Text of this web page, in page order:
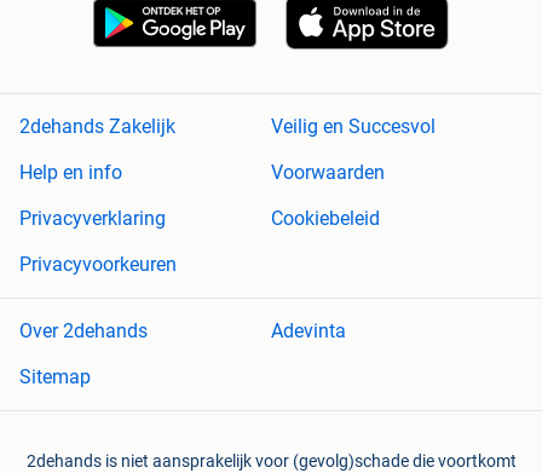
2dehands Zakelijk
Veilig en Succesvol
Help en info
Voorwaarden
Privacyverklaring
Cookiebeleid
Privacyvoorkeuren
Over 2dehands
Adevinta
Sitemap
2dehands is niet aansprakelijk voor (gevolg)schade die voortkomt